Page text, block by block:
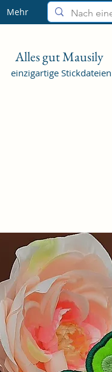
Alles gut Mausily
einzigartige Stickdateien
Mehr